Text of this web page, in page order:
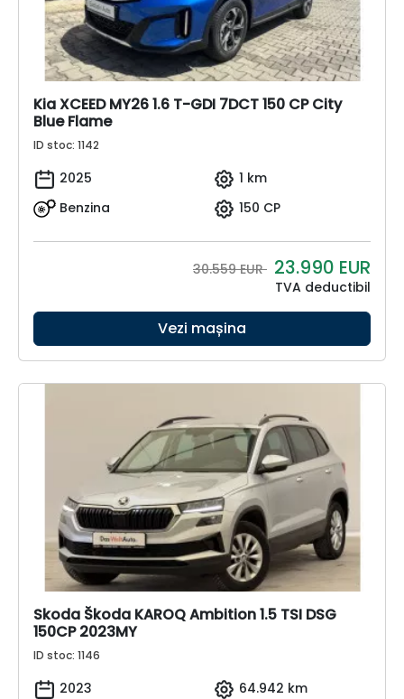
Kia XCEED MY26 1.6 T-GDI 7DCT 150 CP City
Blue Flame
ID stoc: 1142
2025
1 km
Benzina
150 CP
30.559 EUR 23.990 EUR
TVA deductibil
Vezi mașina
Skoda Škoda KAROQ Ambition 1.5 TSI DSG
150CP 2023MY
ID stoc: 1146
2023
64.942 km